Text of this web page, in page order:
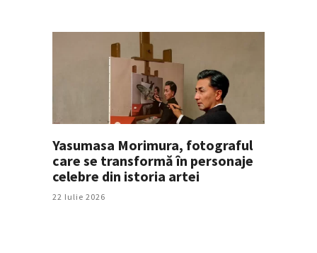
Yasumasa Morimura, fotograful
care se transformă în personaje
celebre din istoria artei
22 Iulie 2026